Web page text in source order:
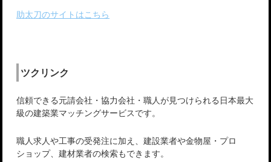
助太刀のサイトはこちら
ツクリンク
信頼できる元請会社・協力会社・職人が見つけられる日本最大
級の建築業マッチングサービスです。
職人求人や工事の受発注に加え、建設業者や金物屋・プロ
ショップ、建材業者の検索もできます。